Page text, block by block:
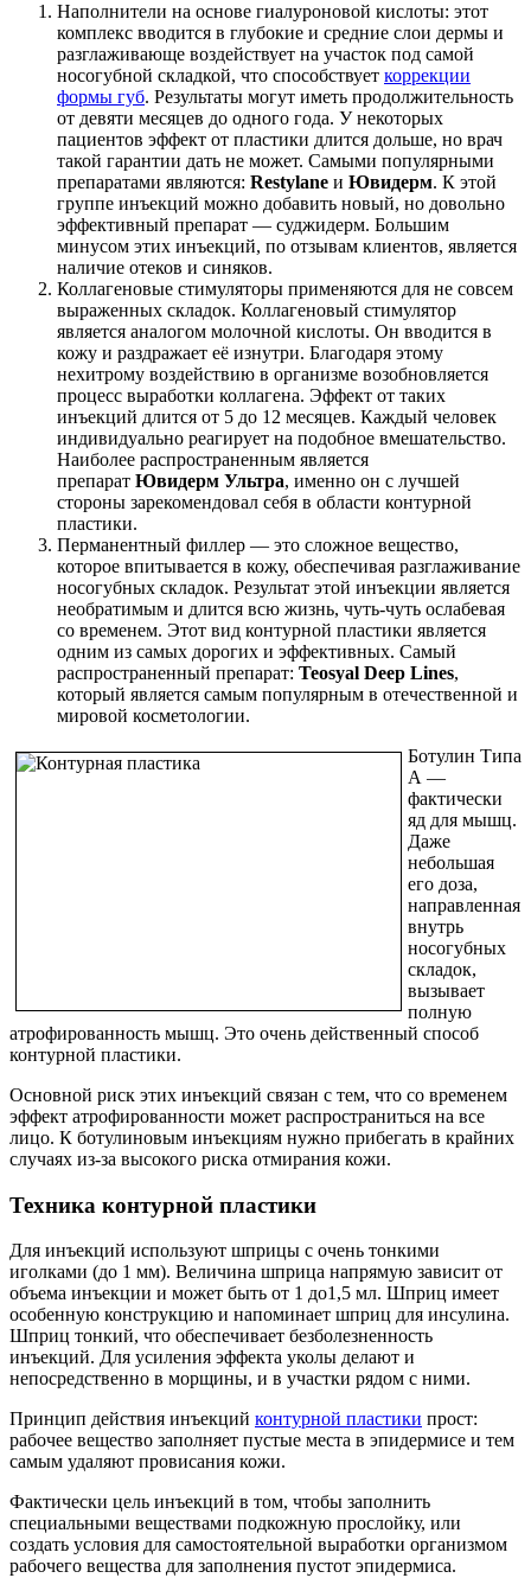
Наполнители на основе гиалуроновой кислоты: этот
комплекс вводится в глубокие и средние слои дермы и
разглаживающе воздействует на участок под самой
носогубной складкой, что способствует коррекции
формы губ. Результаты могут иметь продолжительность
от девяти месяцев до одного года. У некоторых
пациентов эффект от пластики длится дольше, но врач
такой гарантии дать не может. Самыми популярными
препаратами являются: Restylane и Ювидерм. К этой
группе инъекций можно добавить новый, но довольно
эффективный препарат — суджидерм. Большим
минусом этих инъекций, по отзывам клиентов, является
наличие отеков и синяков.
Коллагеновые стимуляторы применяются для не совсем
выраженных складок. Коллагеновый стимулятор
является аналогом молочной кислоты. Он вводится в
кожу и раздражает её изнутри. Благодаря этому
нехитрому воздействию в организме возобновляется
процесс выработки коллагена. Эффект от таких
инъекций длится от 5 до 12 месяцев. Каждый человек
индивидуально реагирует на подобное вмешательство.
Наиболее распространенным является
препарат Ювидерм Ультра, именно он с лучшей
стороны зарекомендовал себя в области контурной
пластики.
Перманентный филлер — это сложное вещество,
которое впитывается в кожу, обеспечивая разглаживание
носогубных складок. Результат этой инъекции является
необратимым и длится всю жизнь, чуть-чуть ослабевая
со временем. Этот вид контурной пластики является
одним из самых дорогих и эффективных. Самый
распространенный препарат: Teosyal Deep Lines,
который является самым популярным в отечественной и
мировой косметологии.
Ботулин Типа
А —
фактически
яд для мышц.
Даже
небольшая
его доза,
направленная
внутрь
носогубных
складок,
вызывает
полную
атрофированность мышц. Это очень действенный способ
контурной пластики.
Основной риск этих инъекций связан с тем, что со временем
эффект атрофированности может распространиться на все
лицо. К ботулиновым инъекциям нужно прибегать в крайних
случаях из-за высокого риска отмирания кожи.
Техника контурной пластики
Для инъекций используют шприцы с очень тонкими
иголками (до 1 мм). Величина шприца напрямую зависит от
объема инъекции и может быть от 1 до1,5 мл. Шприц имеет
особенную конструкцию и напоминает шприц для инсулина.
Шприц тонкий, что обеспечивает безболезненность
инъекций. Для усиления эффекта уколы делают и
непосредственно в морщины, и в участки рядом с ними.
Принцип действия инъекций контурной пластики прост:
рабочее вещество заполняет пустые места в эпидермисе и тем
самым удаляют провисания кожи.
Фактически цель инъекций в том, чтобы заполнить
специальными веществами подкожную прослойку, или
создать условия для самостоятельной выработки организмом
рабочего вещества для заполнения пустот эпидермиса.